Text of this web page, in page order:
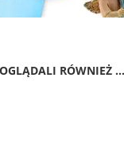
RÓWNIEŻ ...